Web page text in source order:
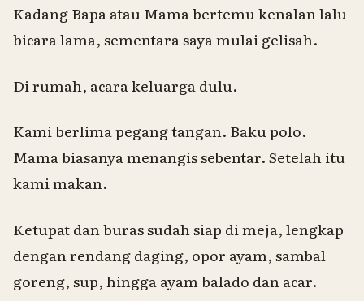
Kadang Bapa atau Mama bertemu kenalan lalu
bicara lama, sementara saya mulai gelisah.
Di rumah, acara keluarga dulu.
Kami berlimapegang tangan. Baku polo.
Mama biasanya menangis sebentar. Setelah itu
kami makan.
Ketupat dan buras sudah siap di meja, lengkap
dengan rendang daging, opor ayam, sambal
goreng, sup, hingga ayam balado dan acar.